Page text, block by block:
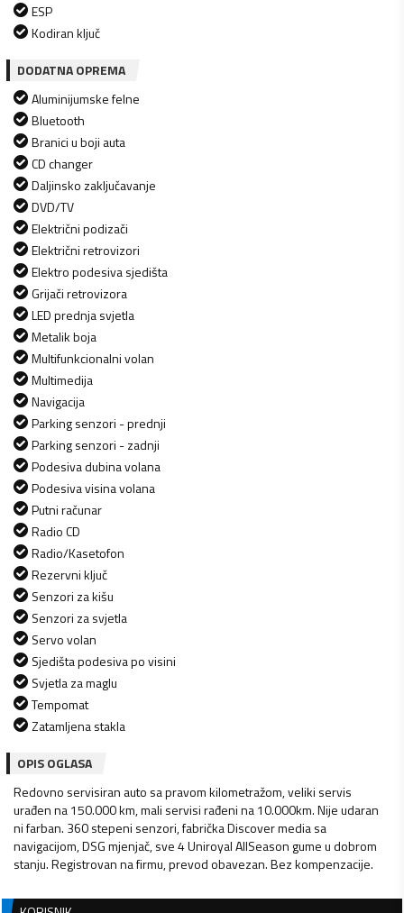
ESP
Kodiran ključ
DODATNA OPREMA
Aluminijumske felne
Bluetooth
Branici u boji auta
CD changer
Daljinsko zaključavanje
DVD/TV
Električni podizači
Električni retrovizori
Elektro podesiva sjedišta
Grijači retrovizora
LED prednja svjetla
Metalik boja
Multifunkcionalni volan
Multimedija
Navigacija
Parking senzori - prednji
Parking senzori - zadnji
Podesiva dubina volana
Podesiva visina volana
Putni računar
Radio CD
Radio/Kasetofon
Rezervni ključ
Senzori za kišu
Senzori za svjetla
Servo volan
Sjedišta podesiva po visini
Svjetla za maglu
Tempomat
Zatamljena stakla
OPIS OGLASA
Redovno servisiran auto sa pravom kilometražom, veliki servis
urađen na 150.000 km, mali servisi rađeni na 10.000km. Nije udaran
ni farban. 360 stepeni senzori, fabrička Discover media sa
navigacijom, DSG mjenjač, sve 4 Uniroyal AllSeason gume u dobrom
stanju. Registrovan na firmu, prevod obavezan. Bez kompenzacije.